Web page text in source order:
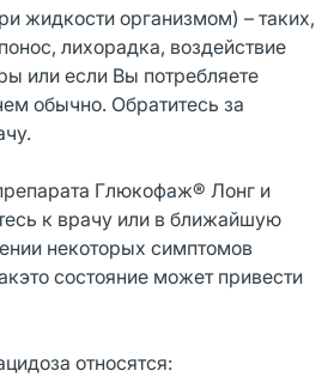
жидкости организмом) – таких,
лихорадка, воздействие
или если Вы потребляете
обычно. Обратитесь за
Глюкофаж® Лонг и
к врачу или в ближайшую
некоторых симптомов
состояние может привести
относятся: